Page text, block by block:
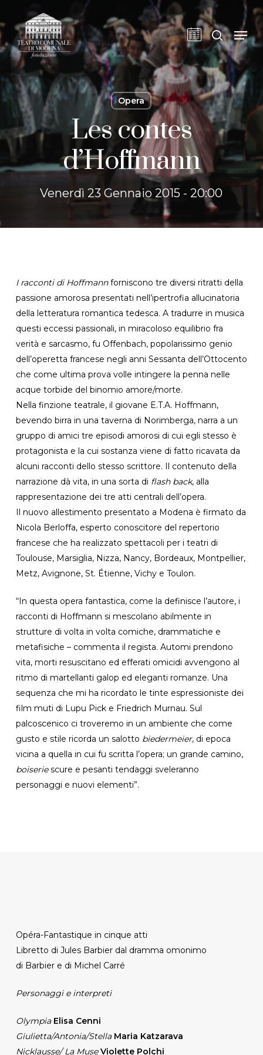
to
main
content
cerca
Opera
Les contes
d’Hoffmann
Venerdì 23 Gennaio 2015 - 20:00
I racconti di Hoffmannforniscono tre diversi ritratti della
passione amorosa presentati nell’ipertrofia allucinatoria
della letteratura romantica tedesca. A tradurre in musica
questi eccessi passionali, in miracoloso equilibrio fra
verità e sarcasmo, fu Offenbach, popolarissimo genio
dell’operetta francese negli anni Sessanta dell’Ottocento
che come ultima prova volle intingere la penna nelle
acque torbide del binomio amore/morte.
Nella finzione teatrale, il giovane E.T.A. Hoffmann,
bevendo birra in una taverna di Norimberga, narra a un
gruppo di amici tre episodi amorosi di cui egli stesso è
protagonista e la cui sostanza viene di fatto ricavata da
alcuni racconti dello stesso scrittore. Il contenuto della
narrazione dà vita, in una sorta di flash back, alla
rappresentazione dei tre atti centrali dell’opera.
Il nuovo allestimento presentato a Modena è firmato da
Nicola Berloffa, esperto conoscitore del repertorio
francese che ha realizzato spettacoli per i teatri di
Toulouse, Marsiglia, Nizza, Nancy, Bordeaux, Montpellier,
Metz, Avignone, St. Étienne, Vichy e Toulon.
“In questa opera fantastica, come la definisce l’autore, i
racconti di Hoffmann si mescolano abilmente in
strutture di volta in volta comiche, drammatiche e
metafisiche – commenta il regista. Automi prendono
vita, morti resuscitano ed efferati omicidi avvengono al
ritmo di martellanti galop ed eleganti romanze. Una
sequenza che mi ha ricordato le tinte espressioniste dei
film muti di Lupu Pick e Friedrich Murnau. Sul
palcoscenico ci troveremo in un ambiente che come
gusto e stile ricorda un salotto biedermeier, di epoca
vicina a quella in cui fu scritta l’opera; un grande camino,
boiseriescure e pesanti tendaggi sveleranno
personaggi e nuovi elementi”.
Opéra-Fantastique in cinque atti
Libretto di Jules Barbier dal dramma omonimo
di Barbier e di Michel Carré
Personaggi e interpreti
Olympia Elisa Cenni
Giulietta/Antonia/Stella Maria Katzarava
Nicklausse/ La Muse Violette Polchi